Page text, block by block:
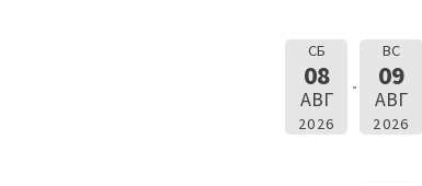
СБ
08
АВГ
2026
ВС
09
АВГ
2026